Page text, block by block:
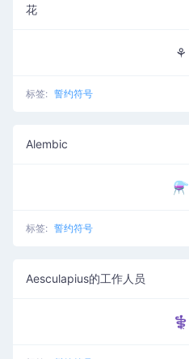
花
⚘
标签: 誓约符号
Alembic
⚗
标签: 誓约符号
Aesculapius的工作人员
⚕